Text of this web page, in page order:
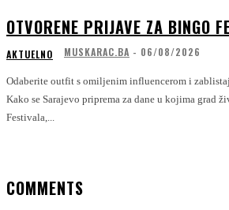
OTVORENE PRIJAVE ZA BINGO
AKTUELNO MUSKARAC.BA - 06/08/2026
Odaberite outfit s omiljenim influencerom i
Kako se Sarajevo priprema za dane u kojima grad
Festivala,...
COMMENTS